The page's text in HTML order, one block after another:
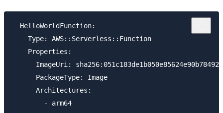
  HelloWorldFunction:
    Type: AWS::Serverless::Function
    Properties:
ImageUri:
      PackageType: Image
      Architectures: